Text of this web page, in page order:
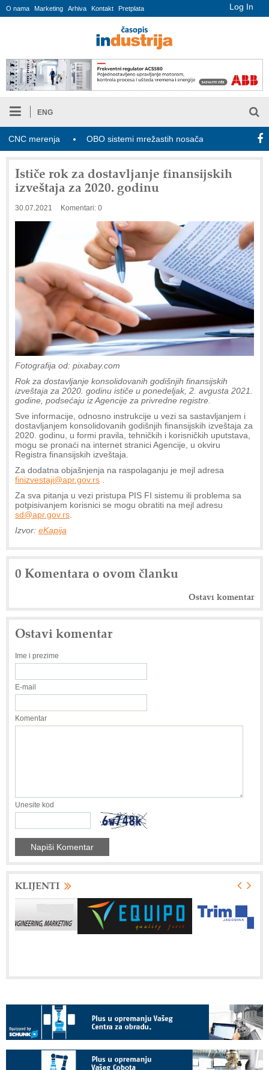
Log In
O nama Marketing Arhiva Kontakt Pretplata
ENG
merenja OBO sistemi mrežastih nosača kablova Novi
Ističe rok za dostavljanje finansijskih
izveštaja za 2020. godinu
30.07.2021 Komentari: 0
Fotografija od: pixabay.com
Rok za dostavljanje konsolidovanih godišnjih finansijskih
izveštaja za 2020. godinu ističe u ponedeljak, 2. avgusta 2021.
godine, podsećaju iz Agencije za privredne registre.
Sve informacije, odnosno instrukcije u vezi sa sastavljanjem i
dostavljanjem konsolidovanih godišnjih finansijskih izveštaja za
2020. godinu, u formi pravila, tehničkih i korisničkih uputstava,
mogu se pronaći na internet stranici Agencije, u okviru
Registra finansijskih izveštaja.
Za dodatna objašnjenja na raspolaganju je mejl adresa
finizvestaji@apr.gov.rs
Za sva pitanja u vezi pristupa PIS FI sistemu ili problema sa
potpisivanjem korisnici se mogu obratiti na mejl adresu
sd@apr.gov.rs
Izvor: eKapija
0 Komentara o ovom članku
Ostavi komentar
Ostavi komentar
Ime i prezime
E-mail
Komentar
Unesite kod
KLIJENTI